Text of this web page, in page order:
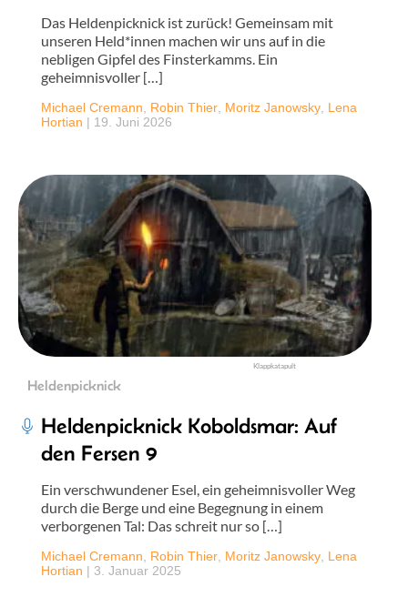
Das Heldenpicknick ist zurück! Gemeinsam mit
unseren Held*innen machen wir uns auf in die
nebligen Gipfel des Finsterkamms. Ein
geheimnisvoller […]
Michael Cremann Robin Thier Moritz Janowsky Lena
Hortian | 19. Juni 2026
Klappkatapult
Heldenpicknick
Heldenpicknick Koboldsmar: Auf
den Fersen 9
Ein verschwundener Esel, ein geheimnisvoller Weg
durch die Berge und eine Begegnung in einem
verborgenen Tal: Das schreit nur so […]
Michael Cremann Robin Thier Moritz Janowsky Lena
Hortian | 3. Januar 2025